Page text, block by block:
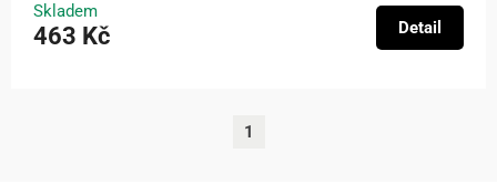
Skladem
463 Kč Detail
1